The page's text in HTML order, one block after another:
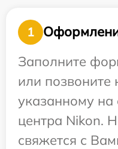
1
Заполните
или позвоните
указанному на
центра Nikon.
свяжется с